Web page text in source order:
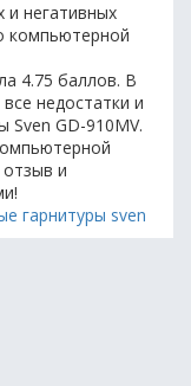
негативных
компьютерной
4.75 баллов. В
недостатки и
Sven GD-910MV.
и
гарнитуры sven